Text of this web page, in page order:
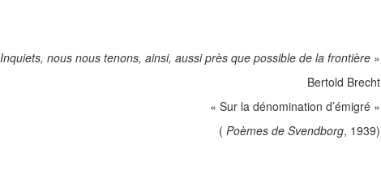
Inquiets, nous nous tenons, ainsi, aussi près que possible de la frontière »
Bertold Brecht
« Sur la dénomination d’émigré »
(Poèmes de Svendborg, 1939)